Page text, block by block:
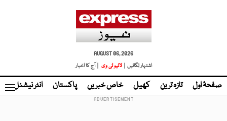
AUGUST 06, 2026
اشتہار لگائیں |
لائیو ٹی وی | آج کا اخبار
صفحۂ اول تازہ ترین کھیل خاص خبریں پاکستان انٹر نیشنل